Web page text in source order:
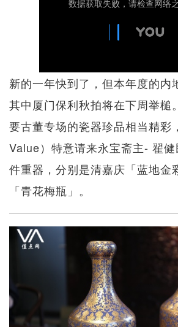
新的一年快到了，但本年度的内
其中厦门保利秋拍将在下周举槌
要古董专场的瓷器珍品相当精彩
Value）特意请来永宝斋主- 翟
件重器，分别是清嘉庆「蓝地金
「青花梅瓶」。